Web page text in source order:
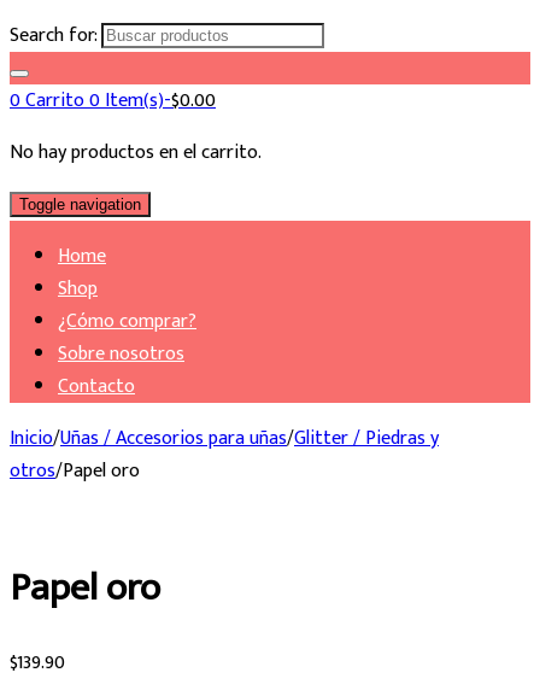
Search for:
0Carrito0 Item(s)-$0.00
No hay productos en el carrito.
Toggle navigation
Home
Shop
¿Cómo comprar?
Sobre nosotros
Contacto
Inicio/Uñas / Accesorios para uñas/Glitter / Piedras y
otros/Papel oro
Papel oro
$139.90